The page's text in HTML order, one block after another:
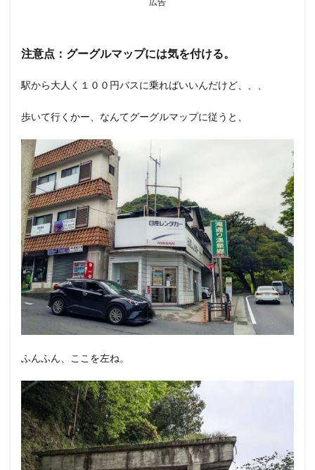
注意点：グーグルマップには気を付ける。
駅から大人く１００円バスに乗ればいいんだけど、、、
歩いて行くかー、なんてグーグルマップに従うと、
ふんふん、ここを左ね。